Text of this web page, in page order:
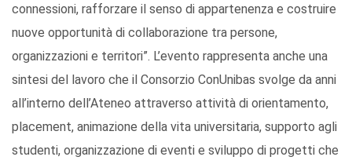
connessioni, rafforzare il senso di appartenenza e costruire
nuove opportunità di collaborazione tra persone,
organizzazioni e territori”. L’evento rappresenta anche una
sintesi del lavoro che il Consorzio ConUnibas svolge da anni
all’interno dell’Ateneo attraverso attività di orientamento,
placement, animazione della vita universitaria, supporto agli
studenti, organizzazione di eventi e sviluppo di progetti che